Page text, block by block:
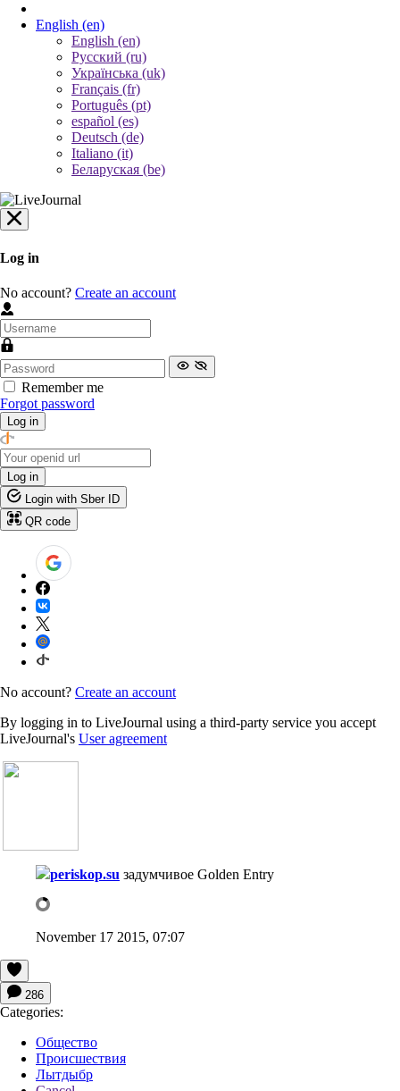
English (en)
English (en)
Русский (ru)
Українська (uk)
Français (fr)
Português (pt)
español (es)
Deutsch (de)
Italiano (it)
Беларуская (be)
Log in
No account? Create an account
Remember me
Forgot password
Log in
Log in
Login with Sber ID
QR code
No account? Create an account
By logging in to LiveJournal using a third-party service you accept
LiveJournal's User agreement
periskop.su задумчивое Golden Entry
November 17 2015, 07:07
286
Categories:
Общество
Происшествия
Лытдыбр